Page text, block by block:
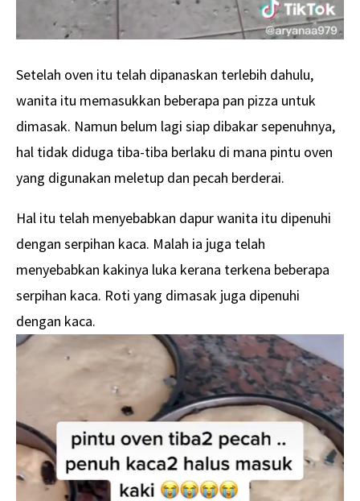
Setelah oven itu telah dipanaskan terlebih dahulu,
wanita itu memasukkan beberapa pan pizza untuk
dimasak. Namun belum lagi siap dibakar sepenuhnya,
hal tidak diduga tiba-tiba berlaku di mana pintu oven
yang digunakan meletup dan pecah berderai.
Hal itu telah menyebabkan dapur wanita itu dipenuhi
dengan serpihan kaca. Malah ia juga telah
menyebabkan kakinya luka kerana terkena beberapa
serpihan kaca. Roti yang dimasak juga dipenuhi
dengan kaca.